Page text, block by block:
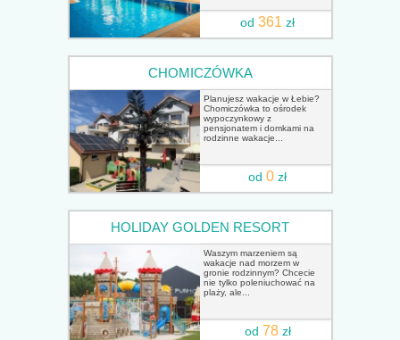
od361 zł
CHOMICZÓWKA
Planujesz wakacje w Łebie?
Chomiczówka to ośrodek
wypoczynkowy z
pensjonatem i domkami na
rodzinne wakacje...
od0 zł
HOLIDAY GOLDEN RESORT
Waszym marzeniem są
wakacje nad morzem w
gronie rodzinnym? Chcecie
nie tylko poleniuchować na
plaży, ale...
od 78zł